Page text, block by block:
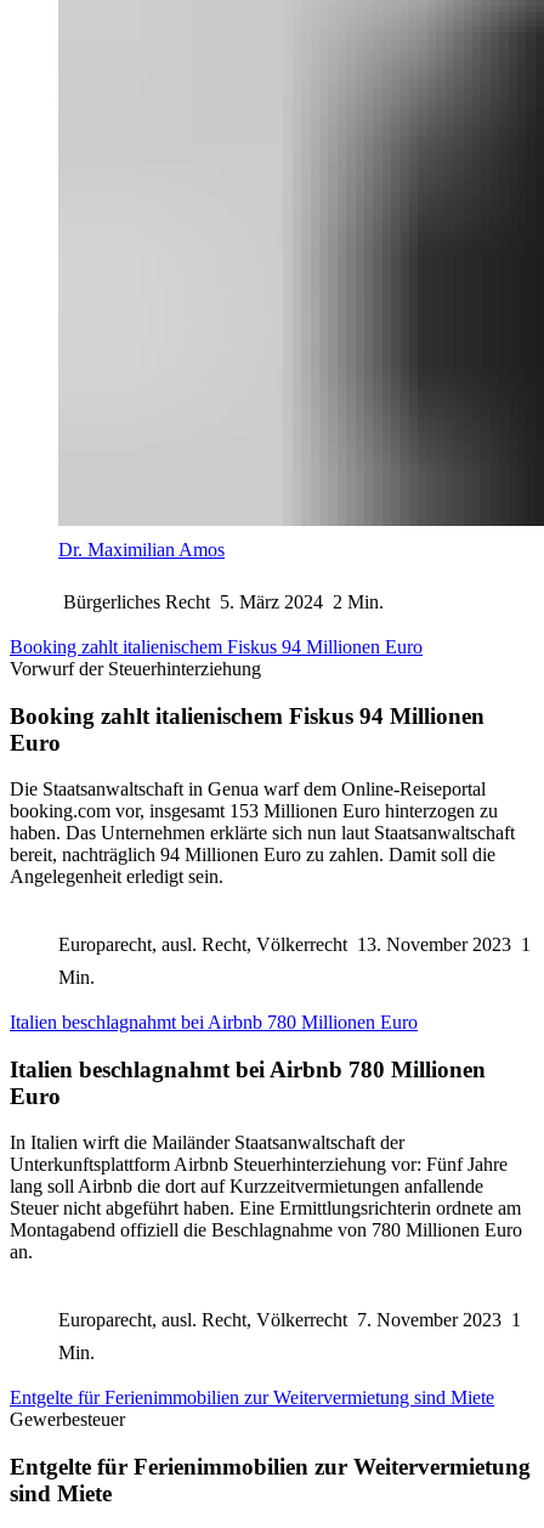
Dr. Maximilian Amos
Bürgerliches Recht 5. März 2024 2 Min.
Booking zahlt italienischem Fiskus 94 Millionen Euro
Vorwurf der Steuerhinterziehung
Booking zahlt italienischem Fiskus 94 Millionen
Euro
Die Staatsanwaltschaft in Genua warf dem Online-Reiseportal
booking.com vor, insgesamt 153 Millionen Euro hinterzogen zu
haben. Das Unternehmen erklärte sich nun laut Staatsanwaltschaft
bereit, nachträglich 94 Millionen Euro zu zahlen. Damit soll die
Angelegenheit erledigt sein.
Europarecht, ausl. Recht, Völkerrecht 13. November 2023 1
Min.
Italien beschlagnahmt bei Airbnb 780 Millionen Euro
Italien beschlagnahmt bei Airbnb 780 Millionen
Euro
In Italien wirft die Mailänder Staatsanwaltschaft der
Unterkunftsplattform Airbnb Steuerhinterziehung vor: Fünf Jahre
lang soll Airbnb die dort auf Kurzzeitvermietungen anfallende
Steuer nicht abgeführt haben. Eine Ermittlungsrichterin ordnete am
Montagabend offiziell die Beschlagnahme von 780 Millionen Euro
an.
Europarecht, ausl. Recht, Völkerrecht 7. November 2023 1
Min.
Entgelte für Ferienimmobilien zur Weitervermietung sind Miete
Gewerbesteuer
Entgelte für Ferienimmobilien zur Weitervermietung
sind Miete